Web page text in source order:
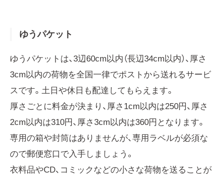
ゆうパケット
ゆうパケットは、3辺60cm以内（長辺34cm以内）、厚さ
3cm以内の荷物を全国一律でポストから送れるサービ
スです。土日や休日も配達してもらえます。
厚さごとに料金が決まり、厚さ1cm以内は250円、厚さ
2cm以内は310円、厚さ3cm以内は360円となります。
専用の箱や封筒はありませんが、専用ラベルが必須な
ので郵便窓口で入手しましょう。
衣料品やCD、コミックなどの小さな荷物を送ることが